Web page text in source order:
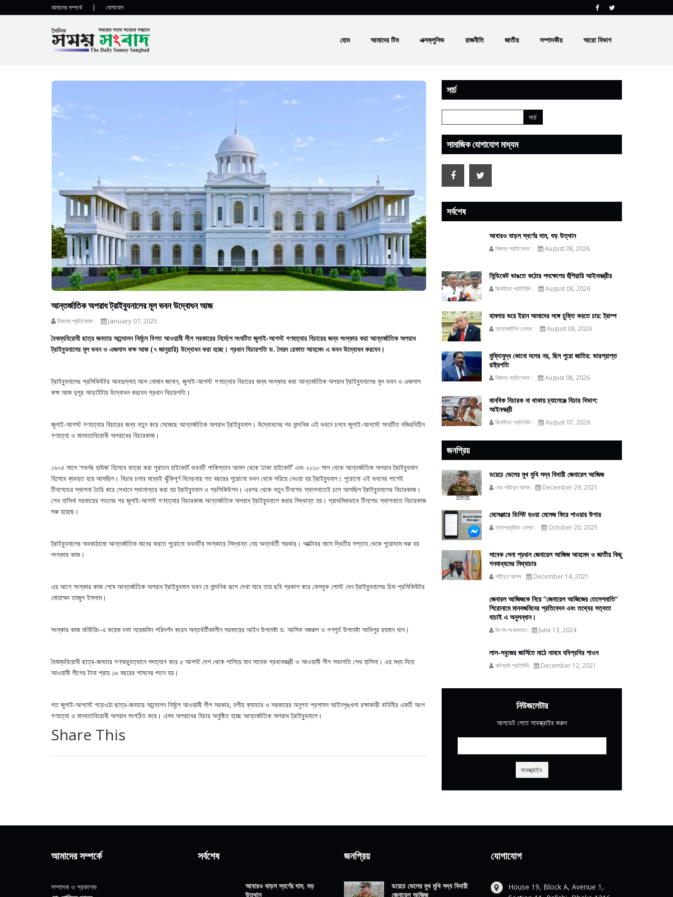
আমাদের সম্পর্কে | যোগাযোগ
হোম আমাদের টিম এক্সক্লুসিভ রাজনীতি জাতীয় সম্পাদকীয় আরো বিভাগ
আন্তর্জাতিক অপরাধ ট্রাইব্যুনালের মূল ভবন উদ্বোধন আজ
নিজস্ব প্রতিবেদক : January 07, 2025
বৈষম্যবিরোধী ছাত্র জনতার আন্দোলন নির্মূলে বিগত আওয়ামী লীগ সরকারের নির্দেশে সংঘটিত জুলাই-আগস্ট গণহত্যার বিচারের জন্য সংস্কার করা আন্তর্জাতিক অপরাধ
ট্রাইব্যুনালের মূল ভবন ও এজলাস কক্ষ আজ (৭ জানুয়ারি) উদ্বোধন করা হচ্ছে। প্রধান বিচারপতি ড. সৈয়দ রেফাত আহমেদ এ ভবন উদ্বোধন করবেন।
ট্রাইব্যুনালের প্রসিকিউটর আবদুল্লাহ আল নোমান জানান, জুলাই-আগস্ট গণহত্যার বিচারের জন্য সংস্কার করা আন্তর্জাতিক অপরাধ ট্রাইব্যুনালের মূল ভবন ও এজলাস
কক্ষ আজ দুপুর আড়াইটায় উদ্বোধন করবেন প্রধান বিচারপতি।
জুলাই-আগস্ট গণহত্যার বিচারের জন্য নতুন করে সেজেছে আন্তর্জাতিক অপরাধ ট্রাইব্যুনাল। উদ্বোধনের পর নান্দনিক এই ভবনে চলবে জুলাই-আগস্টে সংঘটিত নজিরবিহীন
গণহত্যা ও মানবতাবিরোধী অপরাধের বিচারকাজ।
১৯০৫ সালে ‘গভর্নর হাউজ’ হিসেবে যাত্রা করা পুরাতন হাইকোর্ট ভবনটি পাকিস্তান আমল থেকে ‘ঢাকা হাইকোর্ট’ এবং ২০১০ সাল থেকে আন্তর্জাতিক অপরাধ ট্রাইব্যুনাল
হিসেবে ব্যবহৃত হয়ে আসছিল। বিচার চলার মধ্যেই ঝুঁকিপূর্ণ বিবেচনায় শত বছরের পুরোনো ভবন থেকে সরিয়ে নেওয়া হয় ট্রাইব্যুনাল। পুরোনো এই ভবনের পাশেই
টিনশেডের স্থাপনা তৈরি করে সেখানে স্থানান্তর করা হয় ট্রাইব্যুনাল ও প্রসিকিউশন। এরপর থেকে নতুন টিনশেড স্থাপনাতেই চলে আসছিল ট্রাইব্যুনালের বিচারকাজ।
শেখ হাসিনা সরকারের পতনের পর জুলাই-আগস্ট গণহত্যার বিচারকাজ আন্তর্জাতিক অপরাধ ট্রাইব্যুনালে করার সিদ্ধান্ত হয়। প্রাথমিকভাবে টিনশেড স্থাপনাতে বিচারকাজ
শুরু হয়েছে।
ট্রাইব্যুনালের অবকাঠামো আন্তর্জাতিক মানের করতে পুরোনো ভবনটির সংস্কারে সিদ্ধান্ত নেয় অন্তর্বর্তী সরকার। অক্টোবর মাসে দ্বিতীয় সপ্তাহ থেকে পুরোদমে শুরু হয়
সংস্কার কাজ।
এর আগে সংস্কার কাজ শেষে আন্তর্জাতিক অপরাধ ট্রাইব্যুনাল ভবন যে নান্দনিক রূপে দেখা যাবে তার ছবি প্রকাশ করে ফেসবুক পোস্ট দেন ট্রাইব্যুনালের চিফ প্রসিকিউটর
মোহাম্মদ তাজুল ইসলাম।
সংস্কার কাজ মনিটরিং-এ কয়েক দফা সরেজমিন পরিদর্শন করেন অন্তর্বর্তীকালীন সরকারের আইন উপদেষ্টা ড. আসিফ নজরুল ও গণপূর্ত উপদেষ্টা আদিলুর রহমান খান।
বৈষম্যবিরোধী ছাত্র-জনতার গণঅভ্যুত্থানে পদত্যাগ করে ৫ আগস্ট দেশ থেকে পালিয়ে যান সাবেক প্রধানমন্ত্রী ও আওয়ামী লীগ সভাপতি শেখ হাসিনা। এর মধ্য দিয়ে
আওয়ামী লীগের টানা প্রায় ১৬ বছরের শাসনের পতন হয়।
গত জুলাই-আগস্টে গড়েওঠা ছাত্র-জনতার আন্দোলন নির্মূলে আওয়ামী লীগ সরকার, দলীয় ক্যাডার ও সরকারের অনুগত প্রশাসন আইনশৃঙ্খলা রক্ষাকারী বাহিনীর একটি অংশ
গণহত্যা ও মানবতাবিরোধী অপরাধ সংগঠিত করে। এসব অপরাধের বিচার অনুষ্ঠিত হচ্ছে আন্তর্জাতিক অপরাধ ট্রাইব্যুনালে।
Share This
সার্চ
সামাজিক যোগাযোগ মাধ্যম
সর্বশেষ
আবারও বাড়ল স্বর্ণের দাম, বড় উত্থান
নিজস্ব প্রতিবেদক : August 08, 2026
সিন্ডিকেট ভাঙতে কঠোর পদক্ষেপের হুঁশিয়ারি আইনমন্ত্রীর
ঝিনাইদহ প্রতিনিধি : August 08, 2026
হামলার ভয়ে ইরান আমাদের সঙ্গে চুক্তি করতে চায়: ট্রাম্প
আন্তজার্তিক ডেস্ক : August 08, 2026
মুক্তিযুদ্ধ কোনো দলের নয়, ছিল পুরো জাতির: ভারপ্রাপ্ত
রাষ্ট্রপতি
নিজস্ব প্রতিবেদক : August 08, 2026
মানবিক বিচারক না থাকায় চ্যালেঞ্জে বিচার বিভাগ:
আইনমন্ত্রী
ঝিনাইদহ প্রতিনিধি : August 07, 2026
জনপ্রিয়
ডয়েচে ভেলের মুখ মুখি সদ্য বিদায়ী জেনারেল আজিজ
মোঃ শাহিদুন আলম December 29, 2021
মেসেঞ্জারে ডিলিট হওয়া মেসেজ ফিরে পাওয়ার উপায়
তথ্যপ্রযুক্তি ডেস্ক : October 20, 2025
সাবেক সেনা প্রধান জেনারেল আজিজ আহমেদ ও জাতীয় কিছু
গনমাধ্যমের মিথ্যাচার
শাহিদুন আলম December 14, 2021
জেনারল আজিজকে নিয়ে “জেনারেল আজিজের তেলেশমাতি”
শিরোনামে মানবজমিনের প্রতিবেদন এবং তথ্যের সত্যতা
যাচাই এ অনুসন্ধান।
বিশেষ সংবাদদাতা June 13, 2024
লাল-সবুজের জার্সিতে মাঠে নামবে যবিপ্রবির শাওন
যবিপ্রবি প্রতিনিধি December 12, 2021
নিউজলেটার
আপডেট পেতে সাবস্ক্রাইব করুন
আমাদের সম্পর্কে
সম্পাদক ও প্রকাশক
সর্বশেষ
আবারও বাড়ল স্বর্ণের দাম, বড়
উত্থান
জনপ্রিয়
ডয়েচে ভেলের মুখ মুখি সদ্য বিদায়ী
জেনারেল আজিজ
যোগাযোগ
House 19, Block A, Avenue 1,